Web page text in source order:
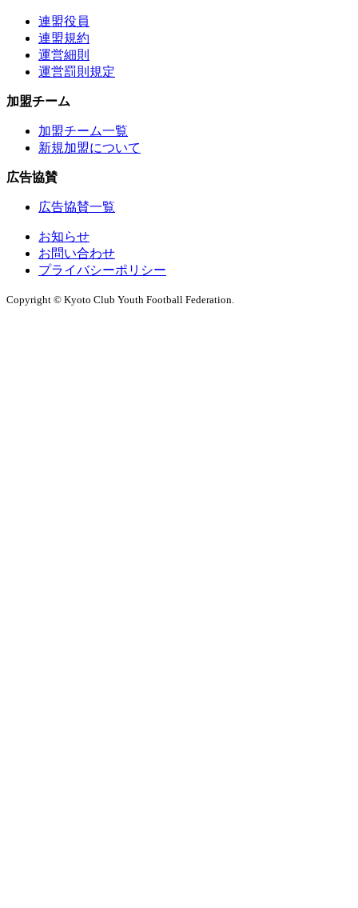
連盟役員
連盟規約
運営細則
運営罰則規定
加盟チーム
加盟チーム一覧
新規加盟について
広告協賛
広告協賛一覧
お知らせ
お問い合わせ
プライバシーポリシー
Copyright © Kyoto Club Youth Football Federation.